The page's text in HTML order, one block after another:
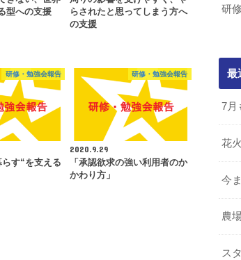
型への支援
らされたと思ってしまう方へ
の支援
研修・勉強会報告
す“を支える
研修・勉強会報告
2020.9.29
「承認欲求の強い利用者のか
かわり方」
研
最
7月
花
今
農
ス